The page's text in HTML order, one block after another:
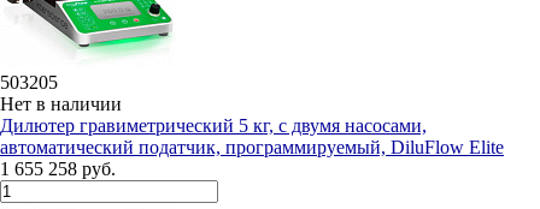
503205
Нет в наличии
Дилютeр гравиметрический 5 кг, с двумя насосами,
автоматический податчик, программируемый, DiluFlow Elite
1 655 258 руб.